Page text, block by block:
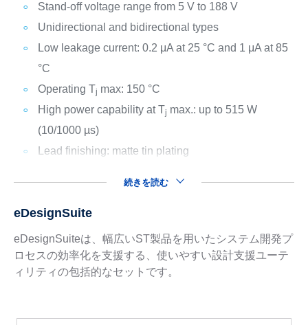
Stand-off voltage range from 5 V to 188 V
Unidirectional and bidirectional types
Low leakage current: 0.2 μA at 25 °C and 1 μA at 85
°C
Operating Tj max: 150 °C
High power capability at Tj max.: up to 515 W
(10/1000 µs)
Lead finishing: matte tin plating
続きを読む
eDesignSuite
eDesignSuiteは、幅広いST製品を用いたシステム開発プ
ロセスの効率化を支援する、使いやすい設計支援ユーテ
ィリティの包括的なセットです。